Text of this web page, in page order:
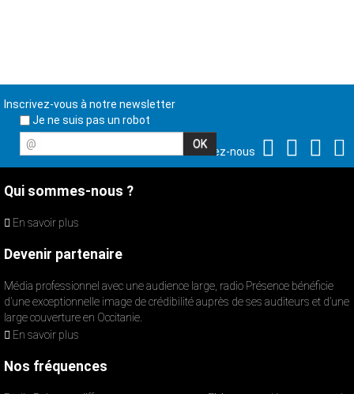
Inscrivez-vous à notre newsletter
Je ne suis pas un robot
@
Suivez-nous
Qui sommes-nous ?
En savoir plus
Devenir partenaire
Média professionnel avec une audience large, radio Présence bénéficie
d’une exceptionnelle image de crédibilité auprès de ses auditeurs et d’une
large couverture en Occitanie.
En savoir plus
Nos fréquences